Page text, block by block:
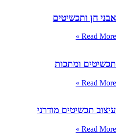
אבני חן ותכשיטים
Read More »
תכשיטים ומתכות
Read More »
עיצוב תכשיטים מודרני
Read More »